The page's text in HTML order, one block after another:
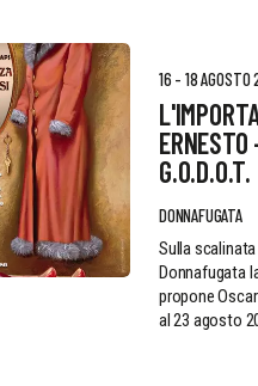
16 - 18
G.O.D.O.T.
DONNAFUGATA
Sulla
Donnafugata
propone
al 23 agosto